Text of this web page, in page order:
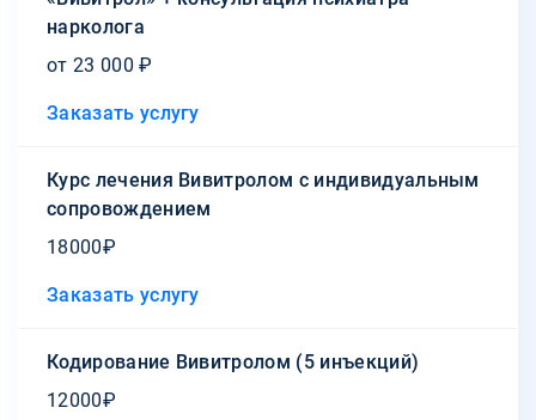
нарколога
от 23 000 ₽
Заказать услугу
Курс лечения Вивитролом с индивидуальным
сопровождением
18000₽
Заказать услугу
Кодирование Вивитролом (5 инъекций)
12000₽